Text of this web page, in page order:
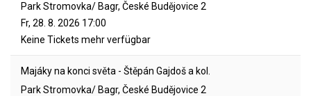
Park Stromovka/ Bagr, České Budějovice 2
Fr, 28. 8. 2026 17:00
Keine Tickets mehr verfügbar
Majáky na konci světa - Štěpán Gajdoš a kol.
Park Stromovka/ Bagr, České Budějovice 2